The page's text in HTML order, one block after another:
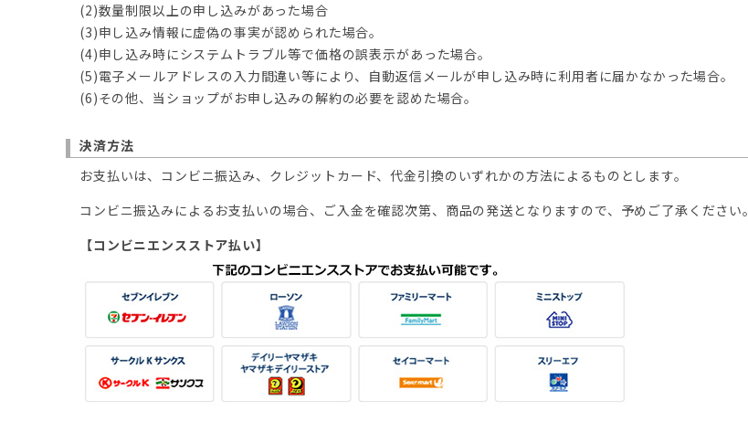
(2)数量制限以上の申し込みがあった場合
(3)申し込み情報に虚偽の事実が認められた場合。
(4)申し込み時にシステムトラブル等で価格の誤表示があった場合。
(5)電子メールアドレスの入力間違い等により、自動返信メールが申し込み時に利用者に届かなかった場合。
(6)その他、当ショップがお申し込みの解約の必要を認めた場合。
決済方法
お支払いは、コンビニ振込み、クレジットカード、代金引換のいずれかの方法によるものとします。
コンビニ振込みによるお支払いの場合、ご入金を確認次第、商品の発送となりますので、予めご了承ください。
【コンビニエンスストア払い】